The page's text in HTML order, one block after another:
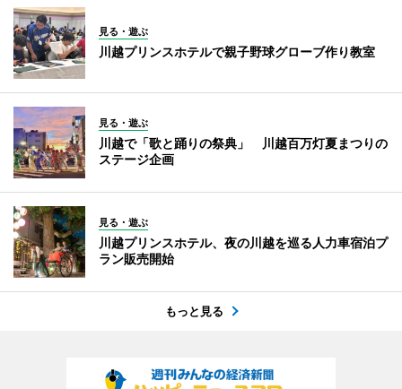
見る・遊ぶ
川越プリンスホテルで親子野球グローブ作り教室
見る・遊ぶ
川越で「歌と踊りの祭典」 川越百万灯夏まつりの
ステージ企画
見る・遊ぶ
川越プリンスホテル、夜の川越を巡る人力車宿泊プ
ラン販売開始
もっと見る